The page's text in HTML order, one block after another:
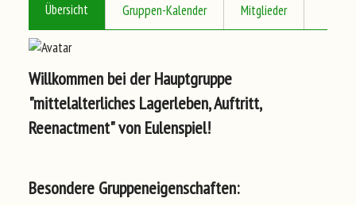
Übersicht Gruppen-Kalender Mitglieder
Willkommen bei der Hauptgruppe
"mittelalterliches Lagerleben, Auftritt,
Reenactment" von Eulenspiel!
Besondere Gruppeneigenschaften: